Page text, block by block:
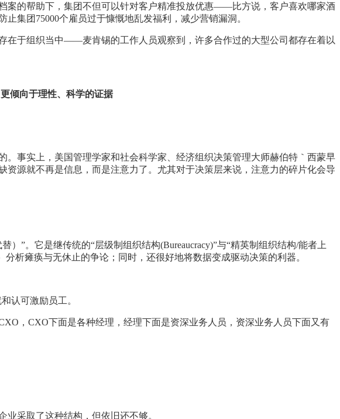
案的帮助下，集团不但可以针对客户精准投放优惠——比方说，客户喜欢哪家酒
集团75000个雇员过于慷慨地乱发福利，减少营销漏洞。
在于组织当中——麦肯锡的工作人员观察到，许多合作过的大型公司都存在着以
倾向于理性、科学的证据
事实上，美国管理学家和社会科学家、经济组织决策管理大师赫伯特｀西蒙早
源就不再是信息，而是注意力了。尤其对于决策层来说，注意力的碎片化会导
”。它是继传统的“层级制组织结构(Bureaucracy)”与“精英制组织结构/能者上
析瘫痪与无休止的争论；同时，还很好地将数据变成驱动决策的利器。
认可激励员工。
，CXO下面是各种经理，经理下面是资深业务人员，资深业务人员下面又有
采取了这种结构，但依旧还不够。